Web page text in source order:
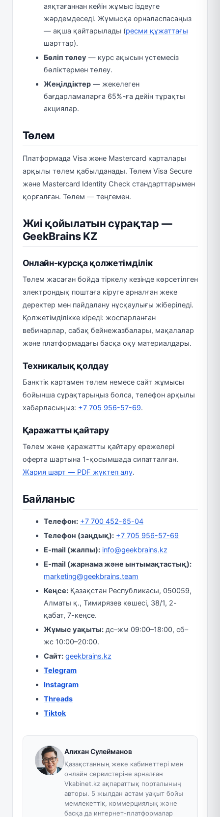
аяқтағаннан кейін жұмыс іздеуге
жәрдемдеседі. Жұмысқа орналаспасаңыз
— ақша қайтарылады (ресми құжаттағы
шарттар).
Бөліп төлеу — курс ақысын үстемесіз
бөліктермен төлеу.
Жеңілдіктер — жекелеген
бағдарламаларға 65%-ға дейін тұрақты
акциялар.
Төлем
Платформада Visa және Mastercard карталары
арқылы төлем қабылданады. Төлем Visa Secure
және Mastercard Identity Check стандарттарымен
қорғалған. Төлем — теңгемен.
Жиі қойылатын сұрақтар —
GeekBrains KZ
Онлайн-курсқа қолжетімділік
Төлем жасаған бойда тіркелу кезінде көрсетілген
электрондық поштаға кіруге арналған жеке
деректер мен пайдалану нұсқаулығы жіберіледі.
Қолжетімділікке кіреді: жоспарланған
вебинарлар, сабақ бейнежазбалары, мақалалар
және платформадағы басқа оқу материалдары.
Техникалық қолдау
Банктік картамен төлем немесе сайт жұмысы
бойынша сұрақтарыңыз болса, телефон арқылы
хабарласыңыз: +7 705 956-57-69.
Қаражатты қайтару
Төлем және қаражатты қайтару ережелері
оферта шартына 1-қосымшада сипатталған.
Жария шарт — PDF жүктеп алу.
Байланыс
Телефон: +7 700 452-65-04
Телефон (заңдық): +7 705 956-57-69
E-mail (жалпы): info@geekbrains.kz
E-mail (жарнама және ынтымақтастық):
marketing@geekbrains.team
Кеңсе: Қазақстан Республикасы, 050059,
Алматы қ., Тимирязев көшесі, 38/1, 2-
қабат, 7-кеңсе.
Жұмыс уақыты: дс–жм 09:00–18:00, сб–
жс 10:00–20:00.
Сайт: geekbrains.kz
Telegram
Instagram
Threads
Tiktok
Алихан Сулейманов
Қазақстанның жеке кабинеттері мен
онлайн сервистеріне арналған
Vkabinet.kz ақпараттық порталының
авторы. 5 жылдан астам уақыт бойы
мемлекеттік, коммерциялық және
басқа да интернет-платформалар